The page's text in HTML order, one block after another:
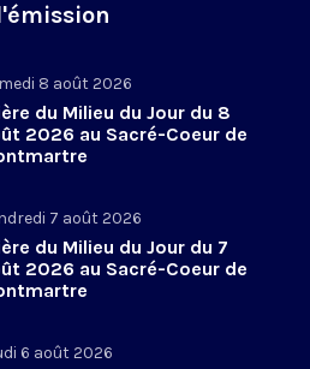
8 août 2026
du Milieu du Jour du 8
2026 au Sacré-Coeur de
7 août 2026
du Milieu du Jour du 7
2026 au Sacré-Coeur de
6 août 2026